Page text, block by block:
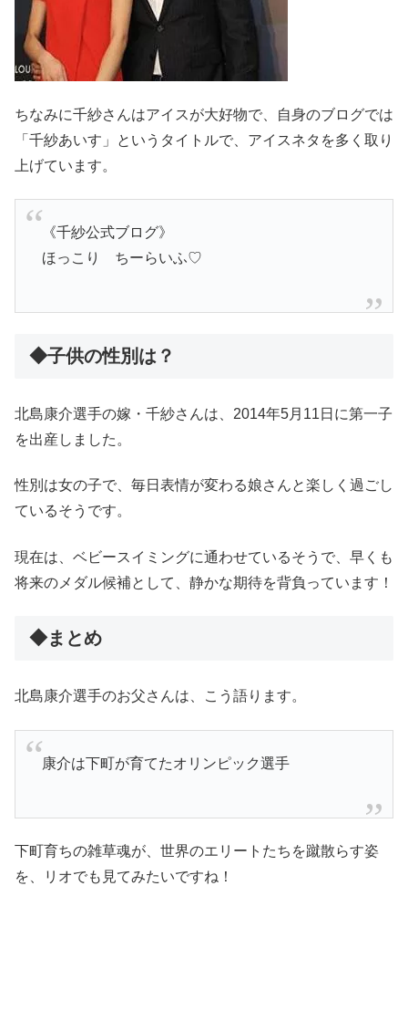
ちなみに千紗さんはアイスが大好物で、自身のブログでは
「千紗あいす」というタイトルで、アイスネタを多く取り
上げています。
《千紗公式ブログ》
ほっこり ちーらいふ♡
◆子供の性別は？
北島康介選手の嫁・千紗さんは、2014年5月11日に第一子
を出産しました。
性別は女の子で、毎日表情が変わる娘さんと楽しく過ごし
ているそうです。
現在は、ベビースイミングに通わせているそうで、早くも
将来のメダル候補として、静かな期待を背負っています！
◆まとめ
北島康介選手のお父さんは、こう語ります。
康介は下町が育てたオリンピック選手
下町育ちの雑草魂が、世界のエリートたちを蹴散らす姿
を、リオでも見てみたいですね！